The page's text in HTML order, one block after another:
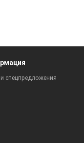
спецпредложения